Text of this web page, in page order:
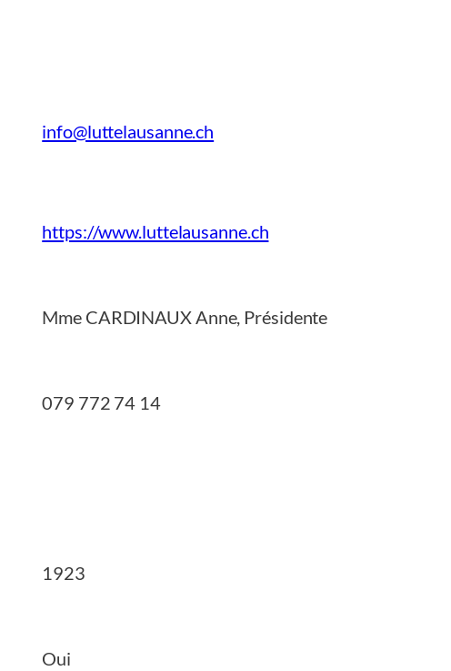
info@luttelausanne.ch
https://www.luttelausanne.ch
Mme CARDINAUX Anne, Présidente
079 772 74 14
1923
Oui